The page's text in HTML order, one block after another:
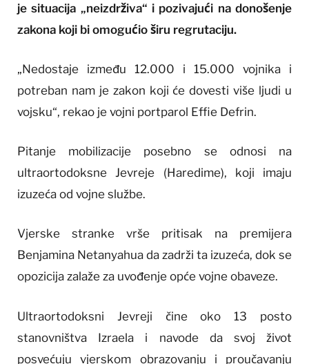
je situacija „neizdrživa“ i pozivajući na donošenje
zakona koji bi omogućio širu regrutaciju.
„Nedostaje između 12.000 i 15.000 vojnika i
potreban nam je zakon koji će dovesti više ljudi u
vojsku“, rekao je vojni portparol Effie Defrin.
Pitanje mobilizacije posebno se odnosi na
ultraortodoksne Jevreje (Haredime), koji imaju
izuzeća od vojne službe.
Vjerske stranke vrše pritisak na premijera
Benjamina Netanyahua da zadrži ta izuzeća, dok se
opozicija zalaže za uvođenje opće vojne obaveze.
Ultraortodoksni Jevreji čine oko 13 posto
stanovništva Izraela i navode da svoj život
posvećuju vjerskom obrazovanju i proučavanju